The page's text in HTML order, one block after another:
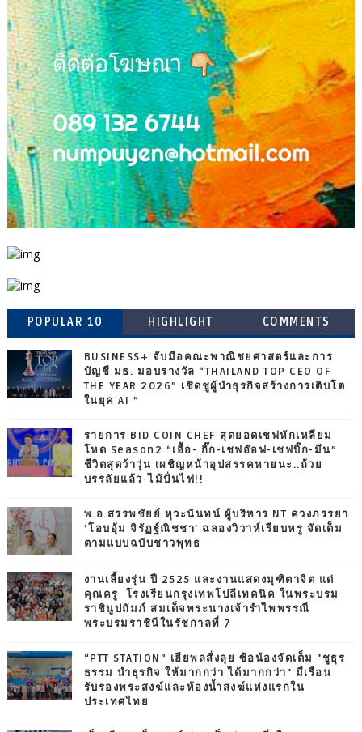
POPULAR 10 HIGHLIGHT COMMENTS
BUSINESS+ จับมือคณะพาณิชยศาสตร์และการ
บัญชี มธ. มอบรางวัล “THAILAND TOP CEO OF
THE YEAR 2026” เชิดชูผู้นำธุรกิจสร้างการเติบโต
ในยุค AI ”
รายการ BID COIN CHEF สุดยอดเชฟหักเหลี่ยม
โหด Season2 “เอื้อ- กิ๊ก-เชฟอ๊อฟ-เชฟบิ๊ก-มีน”
ชีวิตสุดว้าวุ่น เผชิญหน้าอุปสรรคหายนะ..ถ้วย
บรรลัยแล้ว-ไม้ปั่นไฟ!!
พ.อ.สรรพชัยย์ หุวะนันทน์ ผู้บริหาร NT ควงภรรยา
‘โอบอุ้ม จิรัฏฐ์ณิชชา’ ฉลองวิวาห์เรียบหรู จัดเต็ม
ตามแบบฉบับชาวพุทธ
งานเลี้ยงรุ่น ปี 2525 และงานแสดงมุฑิตาจิต แด่
คุณครู โรงเรียนกรุงเทพโปลีเทคนิค ในพระบรม
ราชินูปถัมภ์ สมเด็จพระนางเจ้ารำไพพรรณี
พระบรมราชินีในรัชกาลที่ 7
“PTT STATION” เฮียพลสั่งลุย ซ้อน้องจัดเต็ม "ชูธุร
ธรรม นำธุรกิจ ให้มากกว่า ได้มากกว่า" มีเรือน
รับรองพระสงฆ์และห้องน้ำสงฆ์แห่งแรกใน
ประเทศไทย